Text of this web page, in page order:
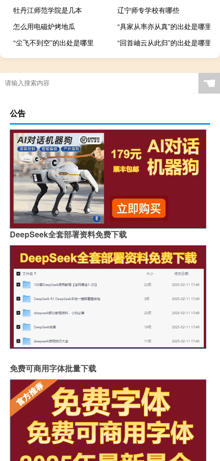
牡丹江师范学院是几本
辽宁师专学校有哪些
怎么用电磁炉烤地瓜
“具家从率亦从真”的出处是哪里
“尘飞不到空”的出处是哪里
“回首岫云从此归”的出处是哪里
☚
公告
DeepSeek全套部署资料免费下载
免费可商用字体批量下载